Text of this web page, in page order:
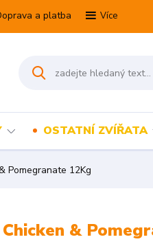
a platba Více
OSTATNÍ ZVÍŘATA
Pomegranate 12Kg
&